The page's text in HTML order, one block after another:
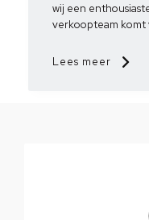
wij een
verkoopteam
Lees meer